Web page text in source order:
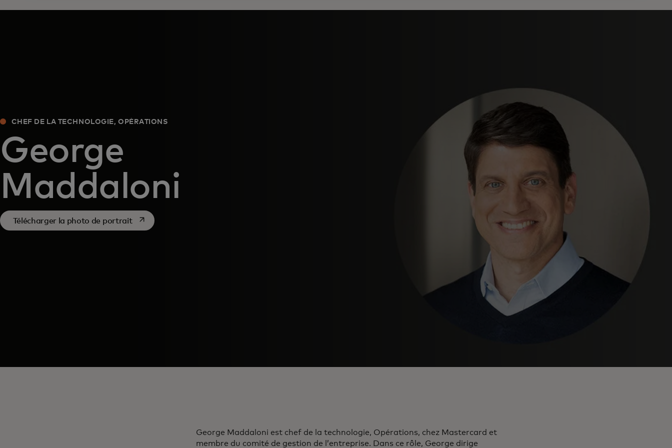
CHEF DE LA TECHNOLOGIE, OPÉRATIONS
George
Maddaloni
Télécharger la photo de portraits’ouvre dans un nouvel onglet
George Maddaloni est chef de la technologie, Opérations, chez Mastercard et
membre du comité de gestion de l’entreprise. Dans ce rôle, George dirige